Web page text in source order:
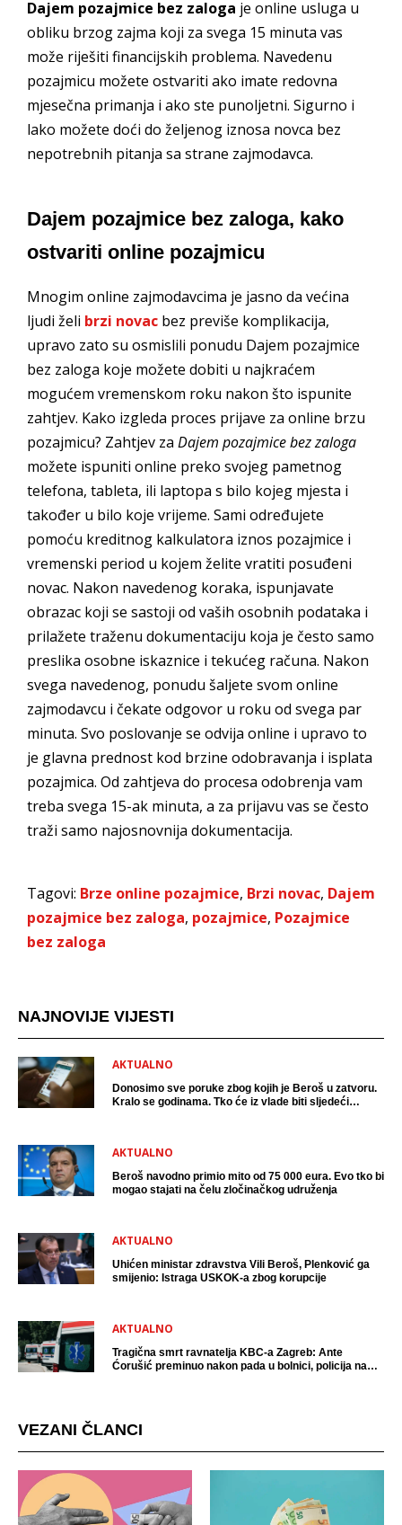
Dajem pozajmice bez zaloga je online usluga u
obliku brzog zajma koji za svega 15 minuta vas
može riješiti financijskih problema. Navedenu
pozajmicu možete ostvariti ako imate redovna
mjesečna primanja i ako ste punoljetni. Sigurno i
lako možete doći do željenog iznosa novca bez
nepotrebnih pitanja sa strane zajmodavca.
Dajem pozajmice bez zaloga, kako
ostvariti online pozajmicu
Mnogim online zajmodavcima je jasno da većina
ljudi želi brzi novac bez previše komplikacija,
upravo zato su osmislili ponudu Dajem pozajmice
bez zaloga koje možete dobiti u najkraćem
mogućem vremenskom roku nakon što ispunite
zahtjev. Kako izgleda proces prijave za online brzu
pozajmicu? Zahtjev za Dajem pozajmice bez zaloga
možete ispuniti online preko svojeg pametnog
telefona, tableta, ili laptopa s bilo kojeg mjesta i
također u bilo koje vrijeme. Sami određujete
pomoću kreditnog kalkulatora iznos pozajmice i
vremenski period u kojem želite vratiti posuđeni
novac. Nakon navedenog koraka, ispunjavate
obrazac koji se sastoji od vaših osobnih podataka i
prilažete traženu dokumentaciju koja je često samo
preslika osobne iskaznice i tekućeg računa. Nakon
svega navedenog, ponudu šaljete svom online
zajmodavcu i čekate odgovor u roku od svega par
minuta. Svo poslovanje se odvija online i upravo to
je glavna prednost kod brzine odobravanja i isplata
pozajmica. Od zahtjeva do procesa odobrenja vam
treba svega 15-ak minuta, a za prijavu vas se često
traži samo najosnovnija dokumentacija.
Tagovi: Brze online pozajmice, Brzi novac, Dajem
pozajmice bez zaloga, pozajmice, Pozajmice
bez zaloga
NAJNOVIJE VIJESTI
AKTUALNO
Donosimo sve poruke zbog kojih je Beroš u zatvoru.
Kralo se godinama. Tko će iz vlade biti sljedeći
AKTUALNO
Beroš navodno primio mito od 75 000 eura. Evo tko bi
mogao stajati na čelu zločinačkog udruženja
AKTUALNO
Uhićen ministar zdravstva Vili Beroš, Plenković ga
smijenio: Istraga USKOK-a zbog korupcije
AKTUALNO
Tragična smrt ravnatelja KBC-a Zagreb: Ante
Ćorušić preminuo nakon pada u bolnici, policija na
VEZANI ČLANCI